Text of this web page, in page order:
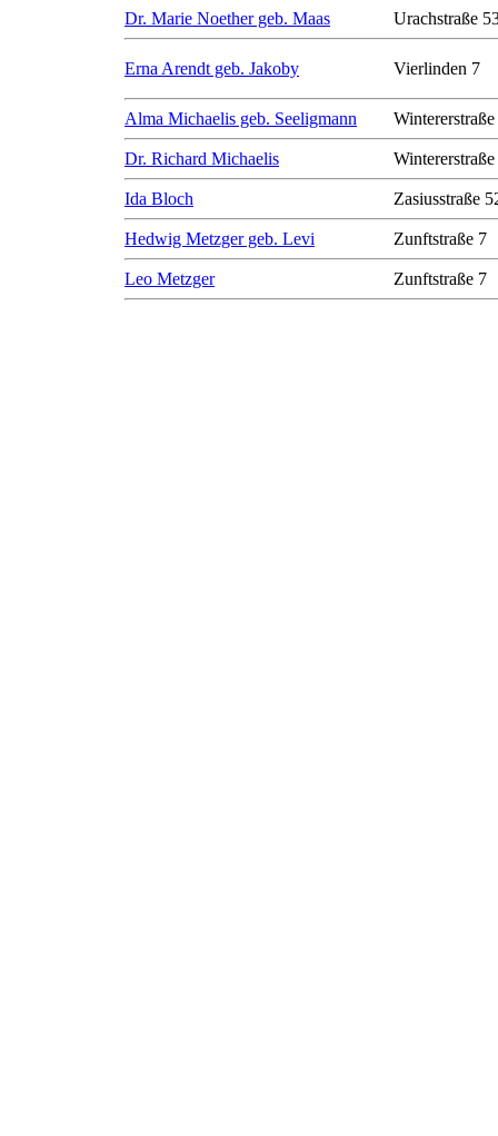
Dr. Marie Noether geb. Maas Urachstraße
Erna Arendt geb. Jakoby Vierlinden 7
Alma Michaelis geb. Seeligmann
Dr. Richard Michaelis
Ida Bloch Zasiusstraße
Hedwig Metzger geb. Levi Zunftstraße 7
Leo Metzger Zunftstraße 7